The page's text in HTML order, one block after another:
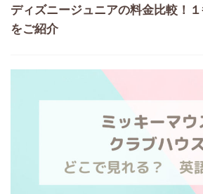
ディズニージュニアの料金比較！
をご紹介